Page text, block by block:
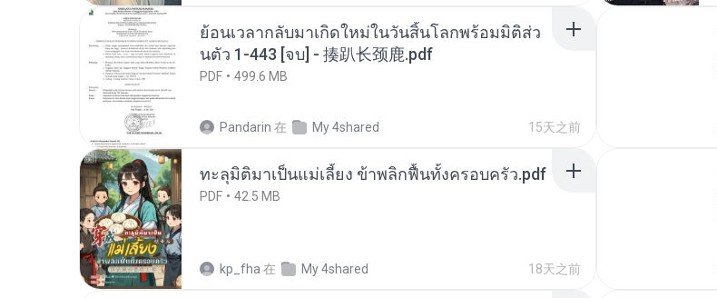
ย้อนเวลากลับมาเกิดใหม่ในวันสิ้นโลกพร้อมมิติส่ว
นตัว 1-443 [จบ] - 揍趴长颈鹿.pdf
PDF 499.6 MB
Pandarin 在 My 4shared 15天之前
ทะลุมิติมาเป็นแม่เลี้ยง ข้าพลิกฟื้นทั้งครอบครัว.pdf
PDF 42.5 MB
kp_fha 在 My 4shared 18天之前